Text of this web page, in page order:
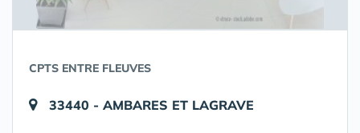
CPTS ENTRE FLEUVES
33440 - AMBARES ET LAGRAVE